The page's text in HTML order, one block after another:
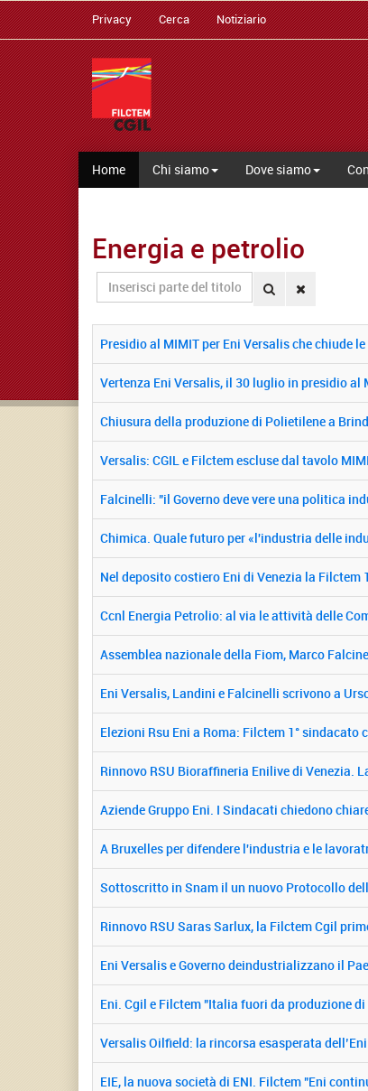
Privacy Cerca Notiziario
Home Chi siamo Dove siamo
Energia e petrolio
Inserisci
parte
del
titolo
Presidio al MIMIT per Eni Versalis che
Vertenza Eni Versalis, il 30 luglio in presidio
Chiusura della produzione di Polietilene a
Versalis: CGIL e Filctem escluse dal tavolo
Falcinelli: "il Governo deve vere una politica
Chimica. Quale futuro per «l'industria delle
Nel deposito costiero Eni di Venezia la
Ccnl Energia Petrolio: al via le attività delle
Assemblea nazionale della Fiom, Marco
Eni Versalis, Landini e Falcinelli scrivono a
Elezioni Rsu Eni a Roma: Filctem 1° sindacato
Rinnovo RSU Bioraffineria Enilive di Venezia.
Aziende Gruppo Eni. I Sindacati chiedono
A Bruxelles per difendere l'industria e le
Sottoscritto in Snam il un nuovo Protocollo
Rinnovo RSU Saras Sarlux, la Filctem Cgil
Eni Versalis e Governo deindustrializzano il
Eni. Cgil e Filctem "Italia fuori da produzione
Versalis Oilfield: la rincorsa esasperata
EIE, la nuova società di ENI. Filctem "Eni